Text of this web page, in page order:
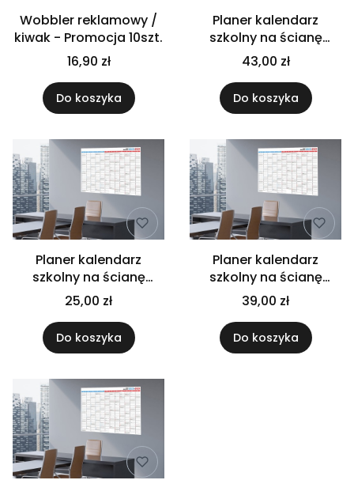
Wobbler reklamowy /
kiwak - Promocja 10szt.
16,90 zł
Do koszyka
Planer kalendarz
szkolny na ścianę
2025/26 106 x 75 cm
43,00 zł
Do koszyka
Planer kalendarz
szkolny na ścianę
2025/26 50x70 cm
25,00 zł
Do koszyka
Planer kalendarz
szkolny na ścianę
2025/26 100x70 cm
39,00 zł
Do koszyka